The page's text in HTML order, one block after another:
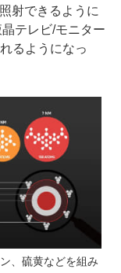
射できるように
テレビ/モニター
るようになっ
、硫黄などを組み